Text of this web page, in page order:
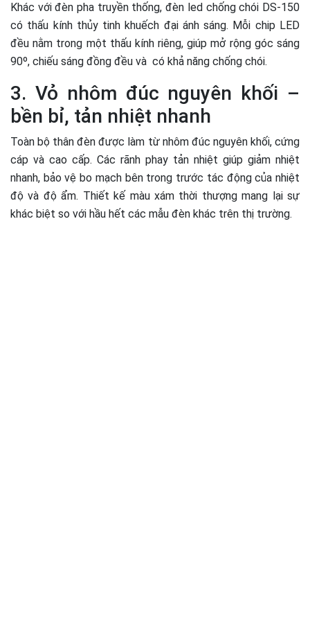
Khác với đèn pha truyền thống, đèn led chống chói DS-150
có thấu kính thủy tinh khuếch đại ánh sáng. Mỗi chip LED
đều nằm trong một thấu kính riêng, giúp mở rộng góc sáng
90º, chiếu sáng đồng đều và có khả năng chống chói.
3. Vỏ nhôm đúc nguyên khối –
bền bỉ, tản nhiệt nhanh
Toàn bộ thân đèn được làm từ nhôm đúc nguyên khối, cứng
cáp và cao cấp. Các rãnh phay tản nhiệt giúp giảm nhiệt
nhanh, bảo vệ bo mạch bên trong trước tác động của nhiệt
độ và độ ẩm. Thiết kế màu xám thời thượng mang lại sự
khác biệt so với hầu hết các mẫu đèn khác trên thị trường.